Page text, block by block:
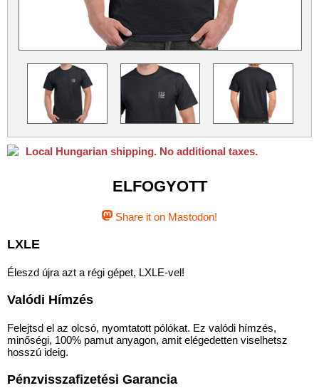
Qubes OS ReactOS
Slackware Taskwarrior
Ubuntu MATE Ubuntu Studio VLC
Xubuntu
Local Hungarian shipping. No additional taxes.
ELFOGYOTT
Share it on Mastodon!
LXLE
Éleszd újra azt a régi gépet, LXLE-vel!
Valódi Hímzés
Felejtsd el az olcsó, nyomtatott pólókat. Ez valódi hímzés,
minőségi, 100% pamut anyagon, amit elégedetten viselhetsz
hosszú ideig.
Pénzvisszafizetési Garancia